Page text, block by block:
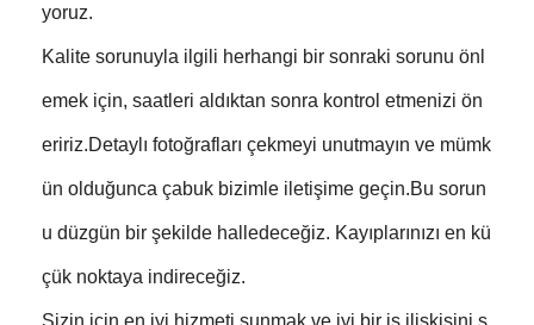
yoruz.
Kalite sorunuyla ilgili herhangi bir sonraki sorunu önl
emek için, saatleri aldıktan sonra kontrol etmenizi ön
eririz.Detaylı fotoğrafları çekmeyi unutmayın ve mümk
ün olduğunca çabuk bizimle iletişime geçin.Bu sorun
u düzgün bir şekilde halledeceğiz. Kayıplarınızı en kü
çük noktaya indireceğiz.
Sizin için en iyi hizmeti sunmak ve iyi bir iş ilişkisini s